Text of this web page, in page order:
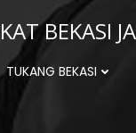
BEKASI
TUKANG BEKASI